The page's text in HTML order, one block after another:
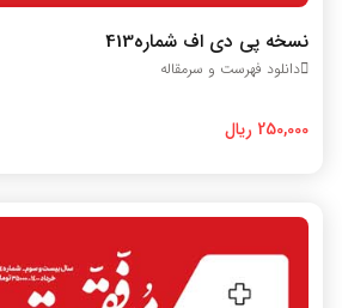
نسخه پی دی اف شماره413
دانلود فهرست و سرمقاله
250,000 ریال